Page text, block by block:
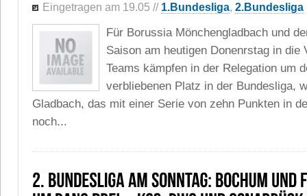
Eingetragen am 19.05 // 1.Bundesliga, 2.Bundesliga
Für Borussia Mönchengladbach und
Saison am heutigen Donenrstag in die
Teams kämpfen in der Relegation um
verbliebenen Platz in der Bundesliga,
Gladbach, das mit einer Serie von zehn Punkten in
noch...